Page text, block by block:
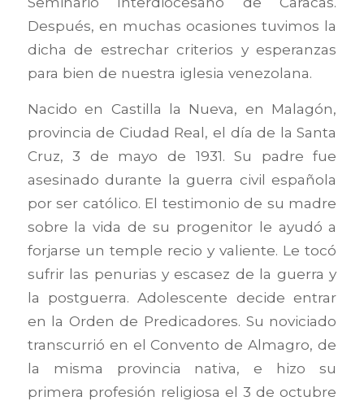
Después, en muchas ocasiones tuvimos la
dicha de estrechar criterios y esperanzas
para bien de nuestra iglesia venezolana.
Nacido en Castilla la Nueva, en Malagón,
provincia de Ciudad Real, el día de la Santa
Cruz, 3 de mayo de 1931. Su padre fue
asesinado durante la guerra civil española
por ser católico. El testimonio de su madre
sobre la vida de su progenitor le ayudó a
forjarse un temple recio y valiente. Le tocó
sufrir las penurias y escasez de la guerra y
la postguerra. Adolescente decide entrar
en la Orden de Predicadores. Su noviciado
transcurrió en el Convento de Almagro, de
la misma provincia nativa, e hizo su
primera profesión religiosa el 3 de octubre